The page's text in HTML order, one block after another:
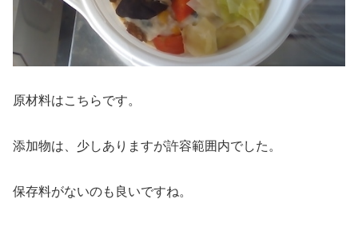
原材料はこちらです。
添加物は、少しありますが許容範囲内でした。
保存料がないのも良いですね。